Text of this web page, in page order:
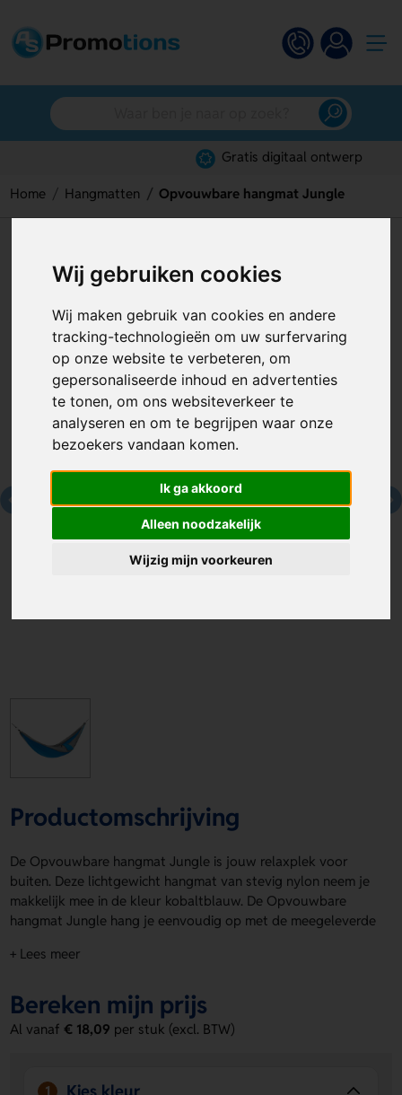
Wij gebruiken cookies
Wij maken gebruik van cookies en andere
tracking-technologieën om uw surfervaring
op onze website te verbeteren, om
gepersonaliseerde inhoud en advertenties
te tonen, om ons websiteverkeer te
analyseren en om te begrijpen waar onze
bezoekers vandaan komen.
Ik ga akkoord
Alleen noodzakelijk
Wijzig mijn voorkeuren
Gratis digitaal ontwerp
Home Hangmatten Opvouwbare hangmat Jungle
Artikelnummer:128645
Productomschrijving
De Opvouwbare hangmat Jungle is jouw relaxplek voor
buiten. Deze lichtgewicht hangmat van stevig nylon neem je
makkelijk mee in de kleur kobaltblauw. De Opvouwbare
hangmat Jungle hang je eenvoudig op met de meegeleverde
Laat hem bedrukken op de Hoes voorzijde of Hoes
vraag een prijs op.
Voordelen van de Opvouwbare
Licht en makkelijk mee te nemen
- Dankzij het stevige
+ Lees meer
Bereken mijn prijs
Al vanaf€ 18,09 per stuk (excl. BTW)
1 Kies kleur